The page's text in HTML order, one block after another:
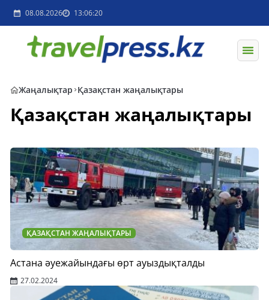
08.08.2026 13:06:20
Жаңалықтар Қазақстан жаңалықтары
Қазақстан жаңалықтары
ҚАЗАҚСТАН ЖАҢАЛЫҚТАРЫ
Астана әуежайындағы өрт ауыздықталды
27.02.2024